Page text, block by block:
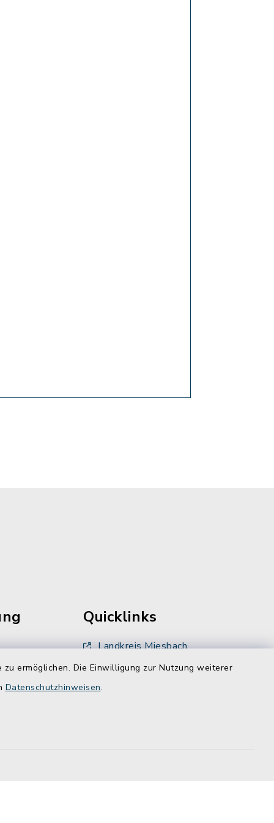
ermöglichen. Die Einwilligung zur Nutzung weiterer
Datenschutzhinweisen.
Quicklinks
Landkreis Miesbach
BayernPortal